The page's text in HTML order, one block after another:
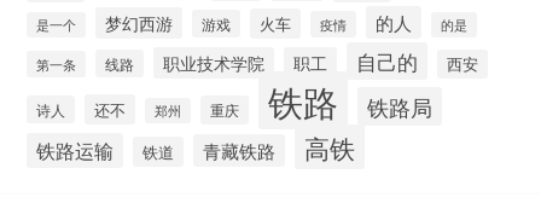
是一个 梦幻西游 游戏 火车 疫情 的人 的是
第一条 线路 职业技术学院 职工 自己的 西安
诗人 还不 郑州 重庆 铁路 铁路局
铁路运输 铁道 青藏铁路 高铁